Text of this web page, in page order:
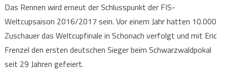
Das Rennen wird erneut der Schlusspunkt der FIS-
Weltcupsaison 2016/2017 sein. Vor einem Jahr hatten 10.000
Zuschauer das Weltcupfinale in Schonach verfolgt und mit Eric
Frenzel den ersten deutschen Sieger beim Schwarzwaldpokal
seit 29 Jahren gefeiert.